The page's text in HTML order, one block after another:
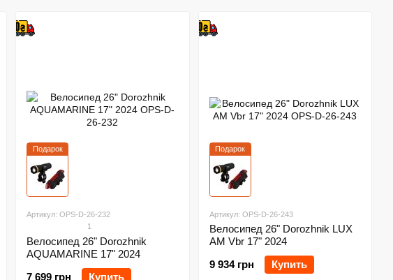
Подарок
Артикул: OPS-D-26-232
1
Велосипед 26" Dorozhnik
AQUAMARINE 17" 2024
7 699 грн
Купить
Подарок
Артикул: OPS-D-26-243
Велосипед 26" Dorozhnik LUX
AM Vbr 17" 2024
9 934 грн
Купить